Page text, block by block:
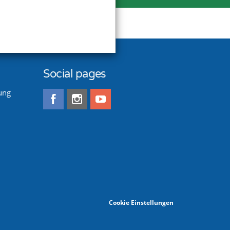
Social pages
Cookie Einstellungen